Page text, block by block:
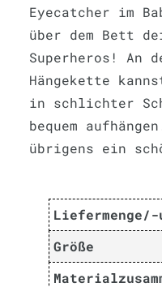
Eyecatcher im
über dem Bett
Superheros! An
Hängekette
in schlichter
bequem
übrigens ein
Liefermenge/-
Größe